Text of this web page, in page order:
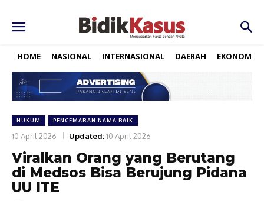
HOME NASIONAL INTERNASIONAL DAERAH EKONOMI
HUKUM PENCEMARAN NAMA BAIK
10 April 2026 Updated:10 April 2026
Viralkan Orang yang Berutang
di Medsos Bisa Berujung Pidana
UU ITE